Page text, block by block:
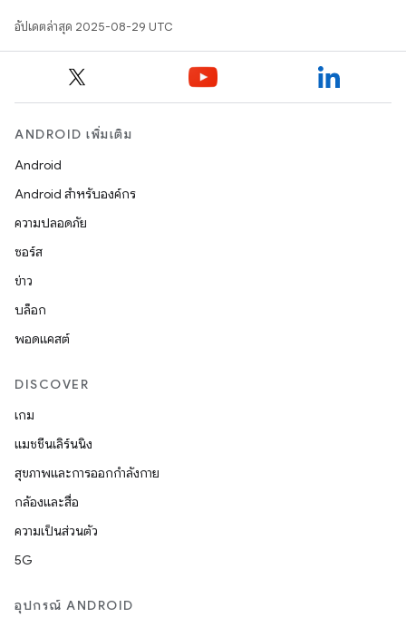
อัปเดตล่าสุด 2025-08-29 UTC
ANDROID เพิ่มเติม
Android
Android สำหรับองค์กร
ความปลอดภัย
ซอร์ส
ข่าว
บล็อก
พอดแคสต์
DISCOVER
เกม
แมชชีนเลิร์นนิง
สุขภาพและการออกกำลังกาย
กล้องและสื่อ
ความเป็นส่วนตัว
5G
อุปกรณ์ ANDROID